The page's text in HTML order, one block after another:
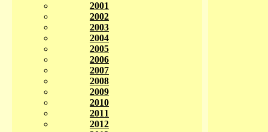
2001
2002
2003
2004
2005
2006
2007
2008
2009
2010
2011
2012